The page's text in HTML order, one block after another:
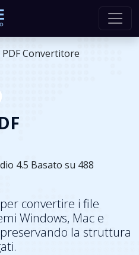
PDF Convertitore
4.5 Basato su 488
convertire i file
Windows, Mac e
la struttura